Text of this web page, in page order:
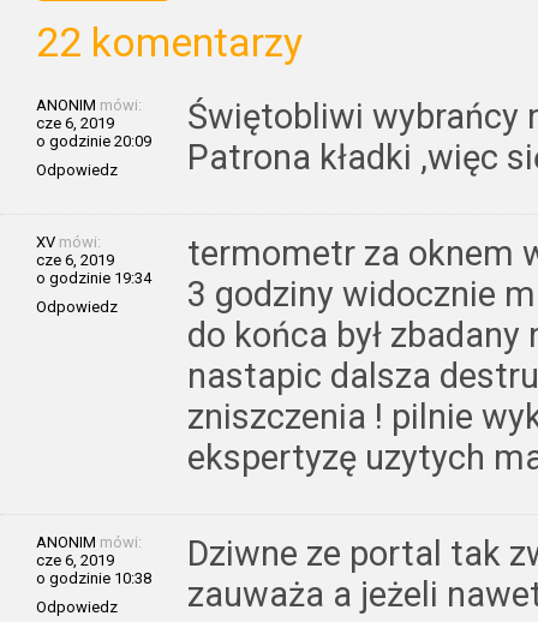
22 komentarzy
ANONIM mówi:
cze 6, 2019
o godzinie 20:09
Odpowiedz
Świętobliwi wybrańcy
Patrona kładki ,więc
XV mówi:
cze 6, 2019
o godzinie 19:34
Odpowiedz
termometr za oknem
3 godziny widocznie
do końca był
nastapic dalsza
zniszczenia ! pilnie
ekspertyzę uzytych
ANONIM mówi:
cze 6, 2019
o godzinie 10:38
Odpowiedz
Dziwne ze portal tak
zauważa a jeżeli